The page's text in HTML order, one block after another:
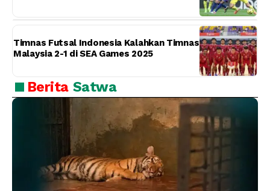
Timnas Futsal Indonesia Kalahkan Timnas
Malaysia 2-1 di SEA Games 2025
Berita Satwa